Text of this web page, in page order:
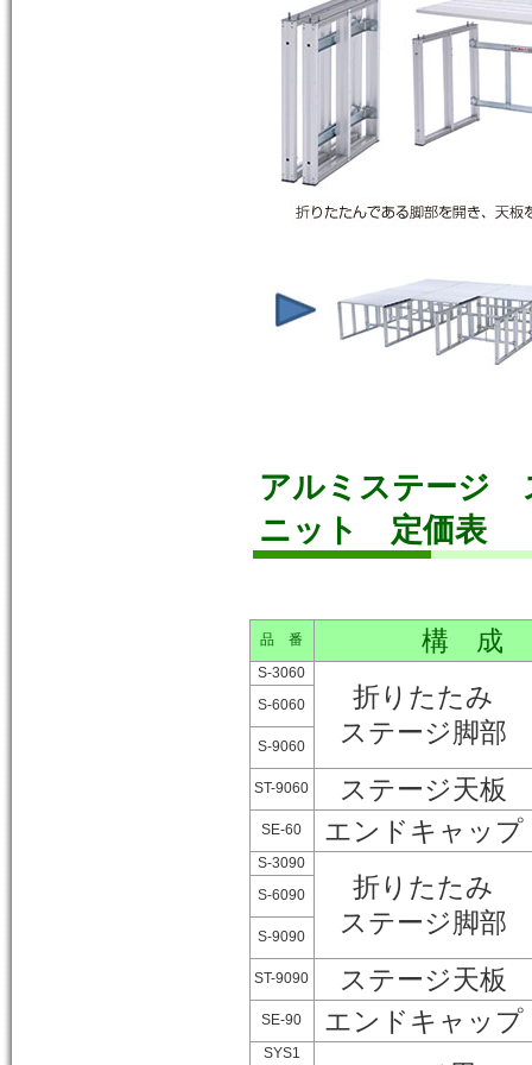
アルミステージ
ニット 定価表
品 番 構 成
S-3060
折りたたみ
ステージ脚部
S-6060
S-9060
ST-9060 ステージ天板
SE-60 エンドキャップ
S-3090
折りたたみ
ステージ脚部
S-6090
S-9090
ST-9090 ステージ天板
SE-90 エンドキャップ
SYS1